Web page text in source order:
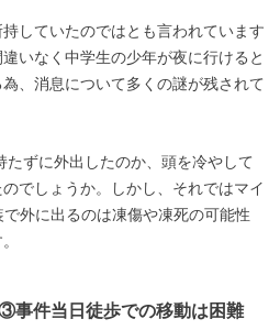
していたのではとも言われています
いなく中学生の少年が夜に行けると
、消息について多くの謎が残されて
ずに外出したのか、頭を冷やして
でしょうか。しかし、それではマイ
外に出るのは凍傷や凍死の可能性
事件当日徒歩での移動は困難